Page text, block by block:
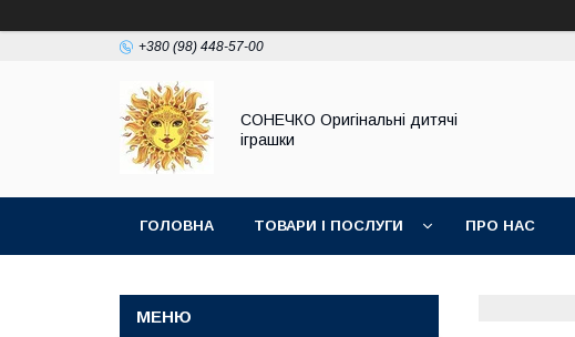
+380 (98) 448-57-00
СОНЕЧКО Оригінальні дитячі
іграшки
ГОЛОВНА ТОВАРИ І ПОСЛУГИ ПРО НАС